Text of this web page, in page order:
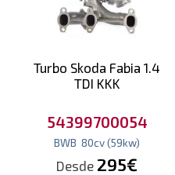
Turbo Skoda Fabia 1.4
TDI KKK
54399700054
BWB 80cv(59kw)
Desde 295€